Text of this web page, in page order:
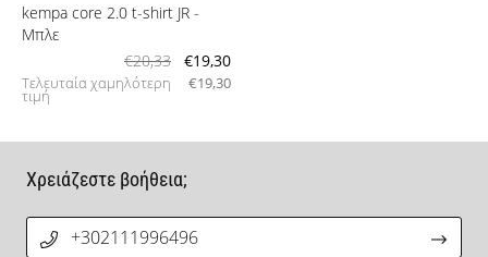
kempa core 2.0 t-shirt JR -
Μπλε
€20,33
€19,30
Τελευταία χαμηλότερη
τιμή
€19,30
Χρειάζεστε βοήθεια;
+302111996496